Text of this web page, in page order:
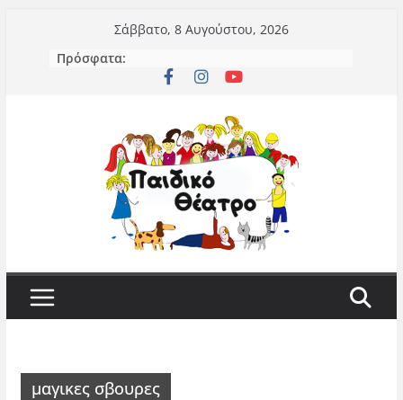
περιεχόμενο
Σάββατο, 8 Αυγούστου, 2026
Πρόσφατα:
μαγικες σβουρες